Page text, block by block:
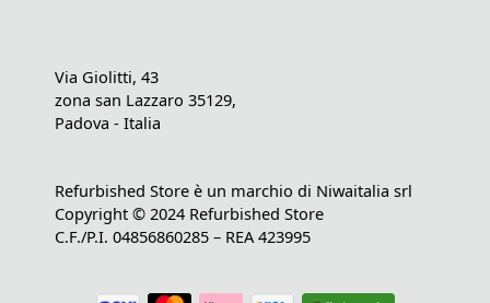
Via Giolitti, 43
zona san Lazzaro 35129,
Padova - Italia
Refurbished Store è un marchio di Niwaitalia srl
Copyright © 2024 Refurbished Store
C.F./P.I. 04856860285 – REA 423995